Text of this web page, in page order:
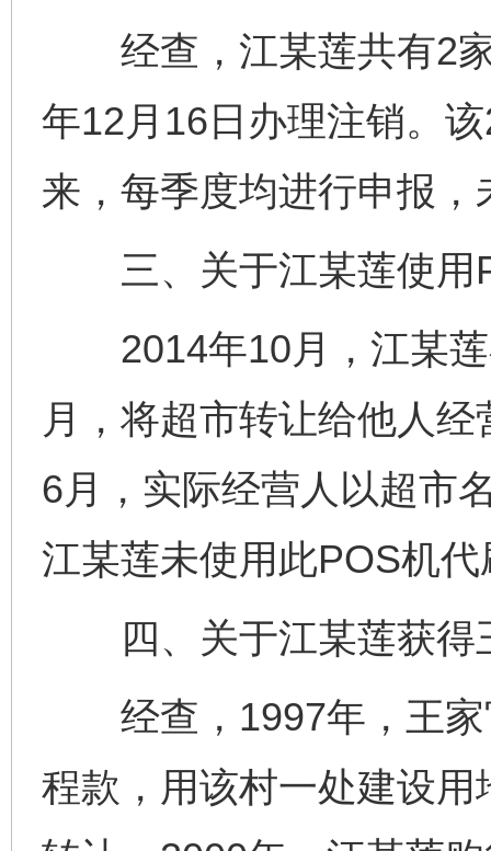
经查，江某莲共有2家
年12月16日办理注销。
来，每季度均进行申报
三、关于江某莲使用
2014年10月，江某莲
月，将超市转让给他人
6月，实际经营人以超市
江某莲未使用此POS机
四、关于江某莲获得
经查，1997年，王家
程款，用该村一处建设